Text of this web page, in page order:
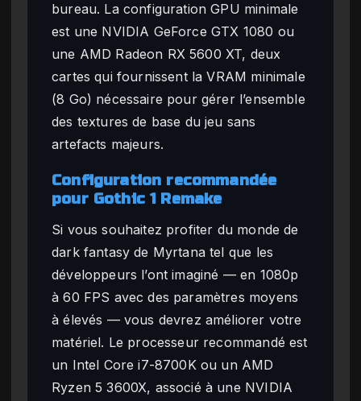
bureau. La configuration GPU minimale
est une NVIDIA GeForce GTX 1080 ou
une AMD Radeon RX 5600 XT, deux
cartes qui fournissent la VRAM minimale
(8 Go) nécessaire pour gérer l’ensemble
des textures de base du jeu sans
artefacts majeurs.
Configuration recommandée
pour Gothic 1 Remake
Si vous souhaitez profiter du monde de
dark fantasy de Myrtana tel que les
développeurs l’ont imaginé — en 1080p
à 60 FPS avec des paramètres moyens
à élevés — vous devrez améliorer votre
matériel. Le processeur recommandé est
un Intel Core i7-8700K ou un AMD
Ryzen 5 3600X, associé à une NVIDIA